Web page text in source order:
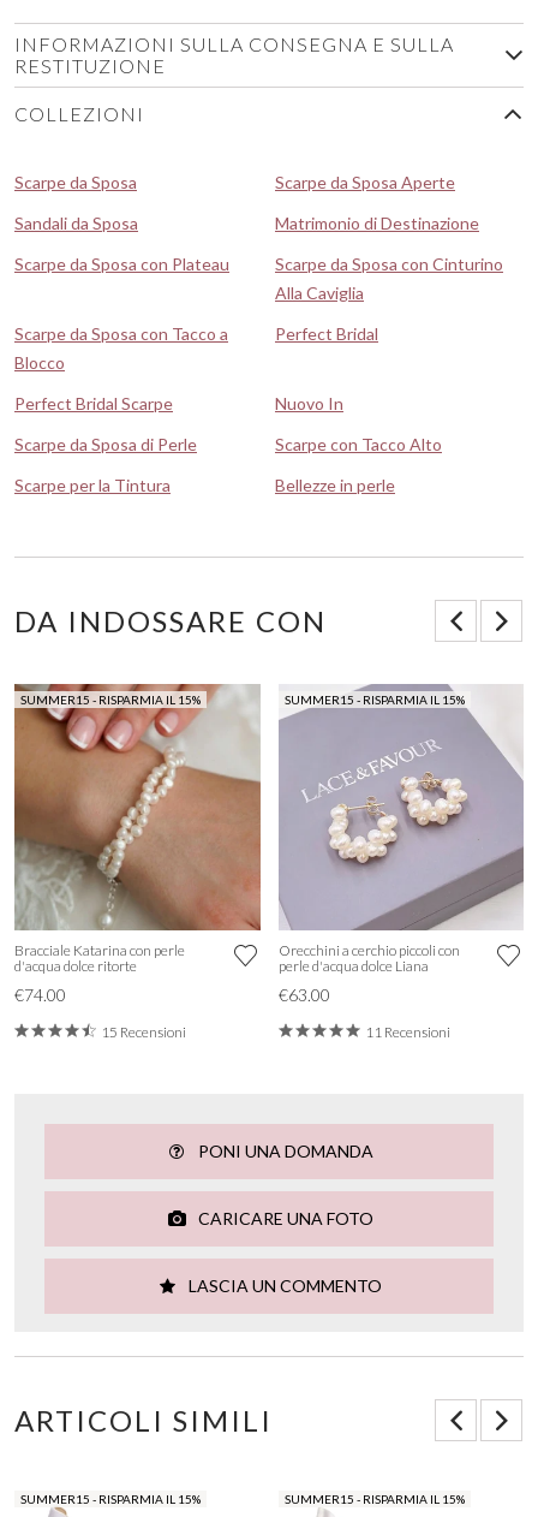
INFORMAZIONI SULLA CONSEGNA E SULLA
RESTITUZIONE
COLLEZIONI
Scarpe da Sposa
Scarpe da Sposa Aperte
Sandali da Sposa
Matrimonio di Destinazione
Scarpe da Sposa con Plateau
Scarpe da Sposa con Cinturino
Alla Caviglia
Scarpe da Sposa con Tacco a
Blocco
Perfect Bridal
Perfect Bridal Scarpe
Nuovo In
Scarpe da Sposa di Perle
Scarpe con Tacco Alto
Scarpe per la Tintura
Bellezze in perle
DA INDOSSARE CON
SUMMER15 - RISPARMIA IL 15%
Bracciale Katarina con perle
d'acqua dolce ritorte
€74.00
15 Recensioni
SUMMER15 - RISPARMIA IL 15%
Orecchini a cerchio piccoli con
perle d'acqua dolce Liana
€63.00
11 Recensioni
PONI UNA DOMANDA
CARICARE UNA FOTO
LASCIA UN COMMENTO
ARTICOLI SIMILI
SUMMER15 - RISPARMIA IL 15% SUMMER15 - RISPARMIA IL 15%